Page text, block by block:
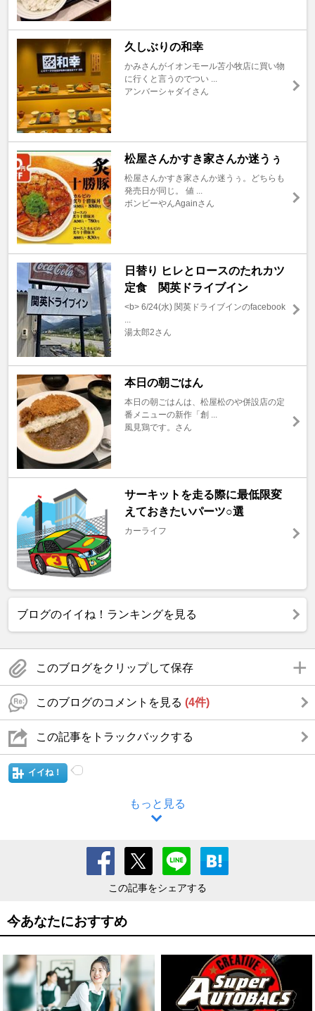
久しぶりの和幸
かみさんがイオンモール苫小牧店に買い物
に行くと言うのでつい ...
アンバーシャダイさん
松屋さんかすき家さんか迷うぅ
松屋さんかすき家さんか迷うぅ。どちらも
発売日が同じ。 値 ...
ボンビーやんAgainさん
日替り ヒレとロースのたれカツ
定食 関英ドライブイン
<b> 6/24(水) 関英ドライブインのfacebook
...
湯太郎2さん
本日の朝ごはん
本日の朝ごはんは、松屋松のや併設店の定
番メニューの新作「創 ...
風見鶏です。さん
サーキットを走る際に最低限変
えておきたいパーツ○選
カーライフ
ブログのイイね！ランキングを見る
このブログをクリップして保存
このブログのコメントを見る (4件)
この記事をトラックバックする
イイね！
もっと見る
この記事をシェアする
今あなたにおすすめ